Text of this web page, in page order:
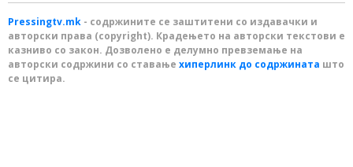
Pressingtv.mk - содржините се заштитени со издавачки и
авторски права (copyright). Крадењето на авторски текстови е
казниво со закон. Дозволено е делумно превземање на
авторски содржини со ставање хиперлинк до содржината што
се цитира.